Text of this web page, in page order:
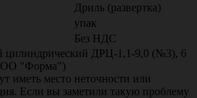
Дриль (развертка)
упак
Без НДС
цилиндрический ДРЦ-1,1-9,0 (№3), 6
"Форма")
иметь место неточности или
Если вы заметили такую проблему